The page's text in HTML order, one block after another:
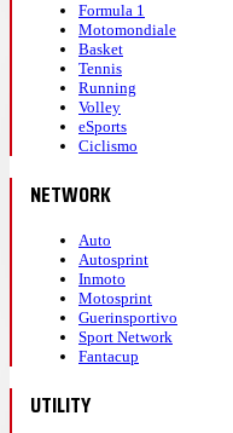
Formula 1
Motomondiale
Basket
Tennis
Running
Volley
eSports
Ciclismo
NETWORK
Auto
Autosprint
Inmoto
Motosprint
Guerinsportivo
Sport Network
Fantacup
UTILITY